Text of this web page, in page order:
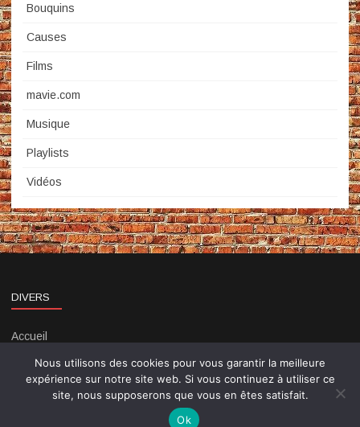
Bouquins
Causes
Films
mavie.com
Musique
Playlists
Vidéos
DIVERS
Accueil
Contact
Politique de confidentialité
Nous utilisons des cookies pour vous garantir la meilleure
expérience sur notre site web. Si vous continuez à utiliser ce
site, nous supposerons que vous en êtes satisfait.
Ok